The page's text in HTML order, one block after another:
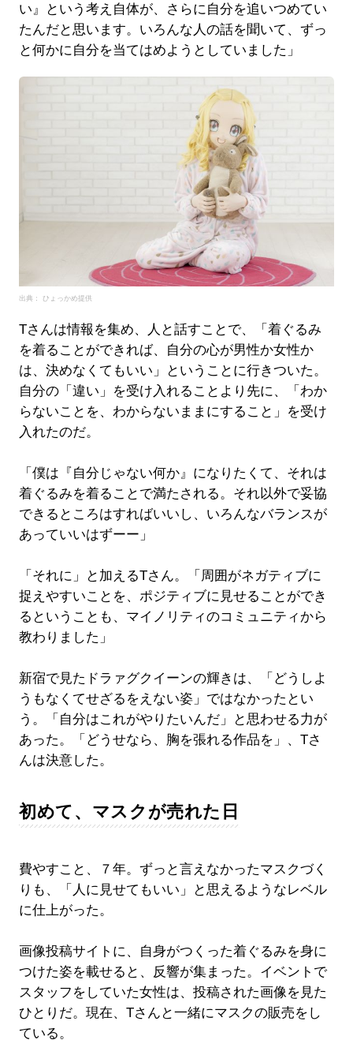
い』という考え自体が、さらに自分を追いつめてい
たんだと思います。いろんな人の話を聞いて、ずっ
と何かに自分を当てはめようとしていました」
出典： ひょっかめ提供
Tさんは情報を集め、人と話すことで、「着ぐるみ
を着ることができれば、自分の心が男性か女性か
は、決めなくてもいい」ということに行きついた。
自分の「違い」を受け入れることより先に、「わか
らないことを、わからないままにすること」を受け
入れたのだ。
「僕は『自分じゃない何か』になりたくて、それは
着ぐるみを着ることで満たされる。それ以外で妥協
できるところはすればいいし、いろんなバランスが
あっていいはずーー」
「それに」と加えるTさん。「周囲がネガティブに
捉えやすいことを、ポジティブに見せることができ
るということも、マイノリティのコミュニティから
教わりました」
新宿で見たドラァグクイーンの輝きは、「どうしよ
うもなくてせざるをえない姿」ではなかったとい
う。「自分はこれがやりたいんだ」と思わせる力が
あった。「どうせなら、胸を張れる作品を」、Tさ
んは決意した。
初めて、マスクが売れた日
費やすこと、７年。ずっと言えなかったマスクづく
りも、「人に見せてもいい」と思えるようなレベル
に仕上がった。
画像投稿サイトに、自身がつくった着ぐるみを身に
つけた姿を載せると、反響が集まった。イベントで
スタッフをしていた女性は、投稿された画像を見た
ひとりだ。現在、Tさんと一緒にマスクの販売をし
ている。